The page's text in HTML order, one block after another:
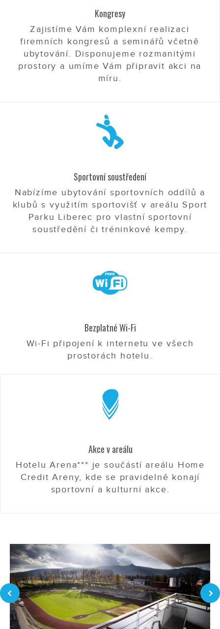
Kongresy
Zajistíme Vám komplexní realizaci
firemních kongresů a seminářů včetně
ubytování. Disponujeme rozmanitými
prostory a umíme Vám připravit akci na
míru.
Sportovní soustředení
Nabízíme ubytování sportovních oddílů a
klubů s využitím sportovišť v areálu Sport
Parku Liberec pro vlastní sportovní
soustředění či tréninkové kempy.
Bezplatné Wi-Fi
Wi-Fi připojení k internetu ve všech
prostorách hotelu.
Akce v areálu
Hotelu Arena*** je součástí areálu Home
Credit Areny, kde se pravidelně konají
sportovní a kulturní akce.